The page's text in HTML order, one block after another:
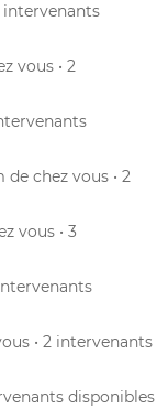
intervenants
vous • 2
de chez vous • 2
vous • 3
• 2 intervenants
disponibles